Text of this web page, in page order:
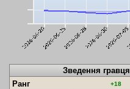
Зведення гравця
Ранг
+18